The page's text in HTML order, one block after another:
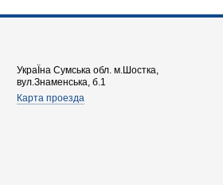
УкраЇна Сумська обл. м.Шостка,
вул.Знаменська, б.1
Карта проезда